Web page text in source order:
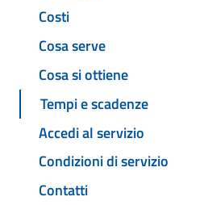
Costi
Cosa serve
Cosa si ottiene
Tempi e scadenze
Accedi al servizio
Condizioni di servizio
Contatti